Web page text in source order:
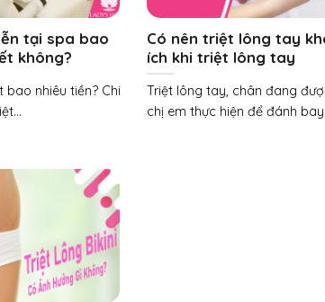
tại spa bao
không?
nhiêu tiền? Chi
Có nên triệt lông tay
ích khi triệt lông tay
Triệt lông tay, chân đang
chị em thực hiện để đánh